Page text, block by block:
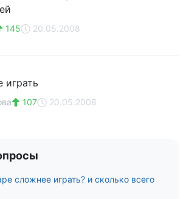
145 20.05.2008
играть
107 20.05.2008
сложнее играть? и сколько всего